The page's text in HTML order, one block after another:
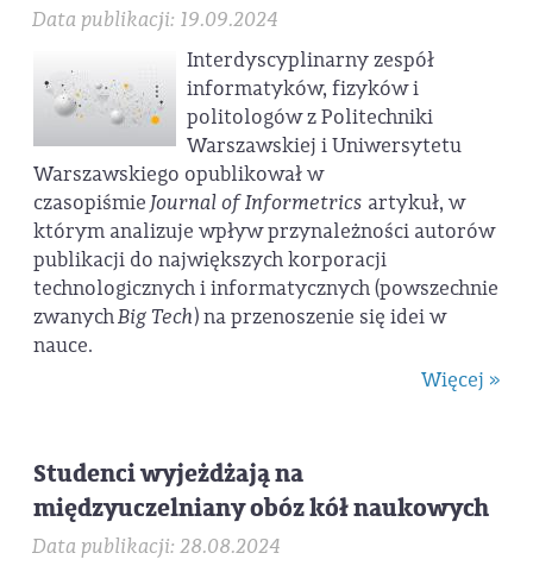
Data publikacji: 19.09.2024
Interdyscyplinarny zespół
informatyków, fizyków i
politologów z Politechniki
Warszawskiej i Uniwersytetu
Warszawskiego opublikował w
czasopiśmie Journal of Informetrics artykuł, w
którym analizuje wpływ przynależności autorów
publikacji do największych korporacji
technologicznych i informatycznych (powszechnie
zwanychBig Tech) na przenoszenie się idei w
nauce.
Więcej »
Studenci wyjeżdżają na
międzyuczelniany obóz kół naukowych
Data publikacji: 28.08.2024